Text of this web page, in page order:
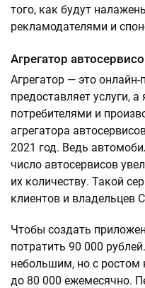
того, как будут
рекламодателями и
Агрегатор
Агрегатор — это
предоставляет услуги,
потребителями и
агрегатора
2021 год. Ведь
число автосервисов
их количеству. Такой
клиентов и владельцев
Чтобы создать
потратить 90 000
небольшим, но с ростом
до 80 000 ежемесячно.